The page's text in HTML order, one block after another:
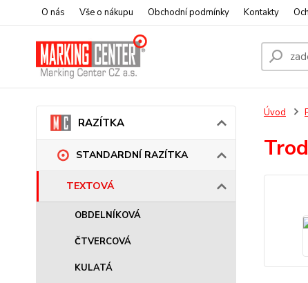
O nás Vše o nákupu Obchodní podmínky Kontakty
RAZÍTKA
STANDARDNÍ RAZÍTKA
TEXTOVÁ
OBDELNÍKOVÁ
ČTVERCOVÁ
KULATÁ
Úvod